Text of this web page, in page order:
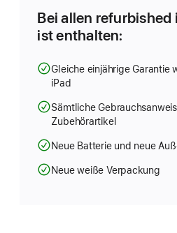
Bei allen refurbished
ist enthalten:
Gleiche einjährige Garantie
iPad
Sämtliche
Zubehörartikel
Neue Batterie und neue
Neue weiße Verpackung